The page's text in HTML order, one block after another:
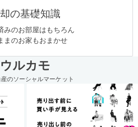
の基礎知識
みのお部屋はもちろん
まのお家もおまかせ
ウルカモ
のソーシャルマーケット